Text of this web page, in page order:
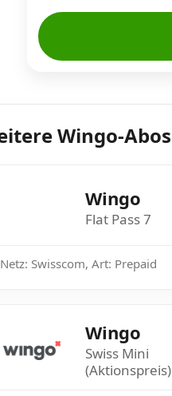
Wingo-Abos
Wingo
Flat Pass 7
Netz: Swisscom, Art: Prepaid
Wingo
Swiss Mini
(Aktionspreis)